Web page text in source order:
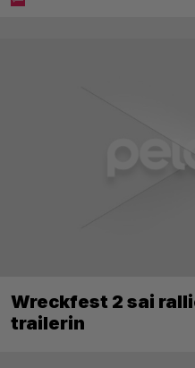
Wreckfest 2 sai
trailerin